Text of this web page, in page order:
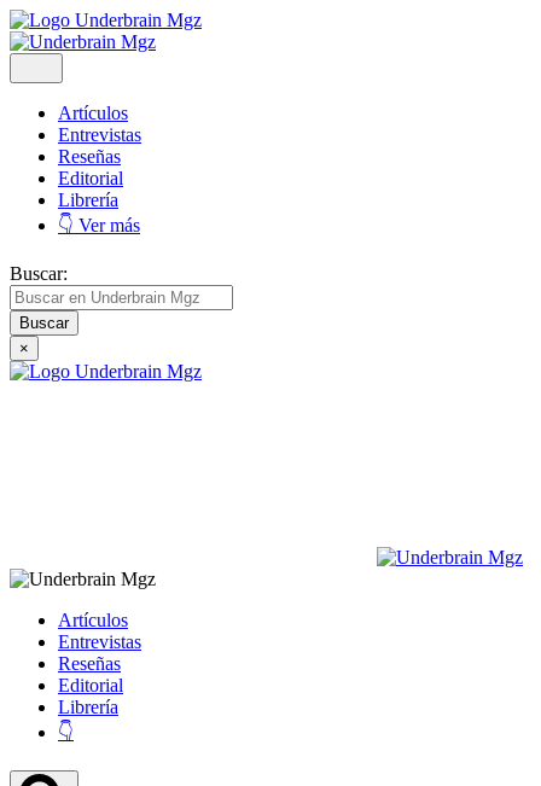
Artículos
Entrevistas
Reseñas
Editorial
Librería
👇 Ver más
Buscar:
×
Artículos
Entrevistas
Reseñas
Editorial
Librería
👇